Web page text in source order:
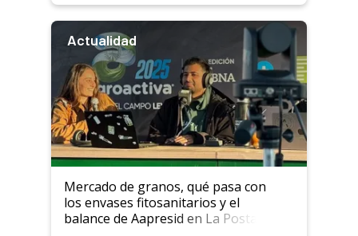
Actualidad
Mercado de granos, qué pasa con
los envases fitosanitarios y el
balance de Aapresid en La Posta